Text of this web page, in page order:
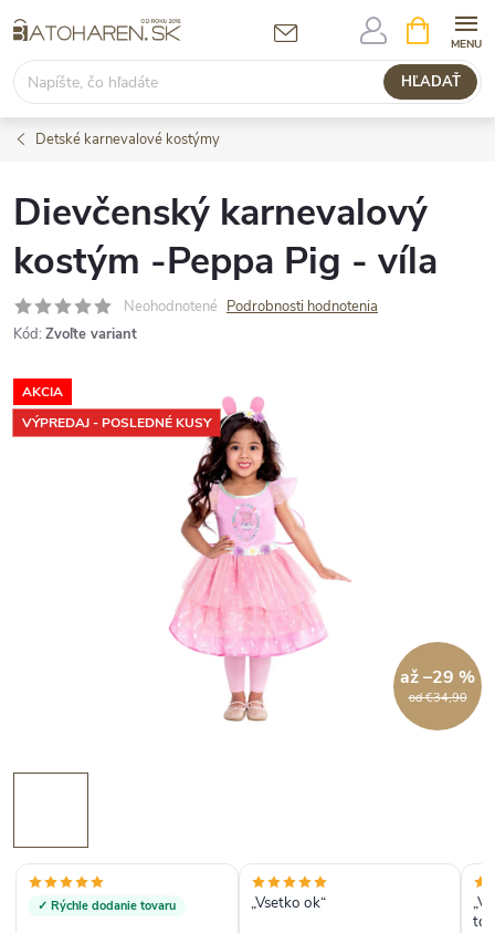
na
obsah
HĽADAŤ
KOŠÍK
Detské karnevalové kostýmy
Dievčenský karnevalový
kostým -Peppa Pig - víla
Neohodnotené Podrobnosti hodnotenia
Kód: Zvoľte variant
AKCIA
VÝPREDAJ - POSLEDNÉ KUSY
od €34,90
až –29 %
✓ Rýchle dodanie tovaru „Vsetko ok“